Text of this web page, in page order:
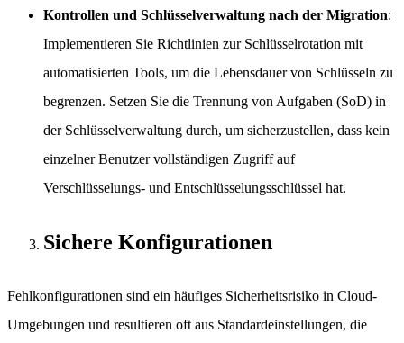
Kontrollen und Schlüsselverwaltung nach der Migration:
Implementieren Sie Richtlinien zur Schlüsselrotation mit
automatisierten Tools, um die Lebensdauer von Schlüsseln zu
begrenzen. Setzen Sie die Trennung von Aufgaben (SoD) in
der Schlüsselverwaltung durch, um sicherzustellen, dass kein
einzelner Benutzer vollständigen Zugriff auf
Verschlüsselungs- und Entschlüsselungsschlüssel hat.
Sichere Konfigurationen
Fehlkonfigurationen sind ein häufiges Sicherheitsrisiko in Cloud-
Umgebungen und resultieren oft aus Standardeinstellungen, die